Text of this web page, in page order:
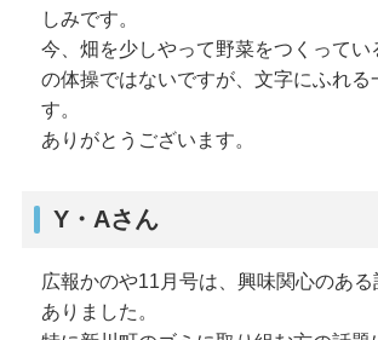
しみです。
今、畑を少しやって野菜をつくってい
の体操ではないですが、文字にふれる
す。
ありがとうございます。
Y・Aさん
広報かのや11月号は、興味関心のあ
ありました。